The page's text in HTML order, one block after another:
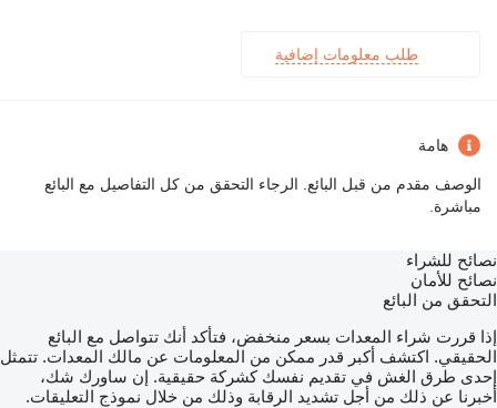
طلب معلومات إضافية
هامة
الوصف مقدم من قبل البائع. الرجاء التحقق من كل التفاصيل مع البائع
مباشرة.
نصائح للشراء
نصائح للأمان
التحقق من البائع
إذا قررت شراء المعدات بسعر منخفض، فتأكد أنك تتواصل مع البائع
الحقيقي. اكتشف أكبر قدر ممكن من المعلومات عن مالك المعدات. تتمثل
إحدى طرق الغش في تقديم نفسك كشركة حقيقية. إن ساورك شك،
أخبرنا عن ذلك من أجل تشديد الرقابة وذلك من خلال نموذج التعليقات.